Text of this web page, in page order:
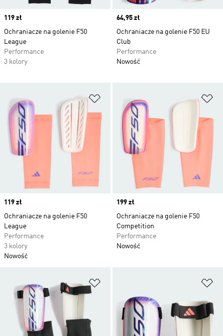
Price
119 zł
Ochraniacze na golenie F50
League
Performance
3 kolory
Price
64,95 zł
Ochraniacze na golenie F50 EU
Club
Performance
Nowość
Price
119 zł
Ochraniacze na golenie F50
League
Performance
3 kolory
Nowość
Price
199 zł
Ochraniacze na golenie F50
Competition
Performance
Nowość